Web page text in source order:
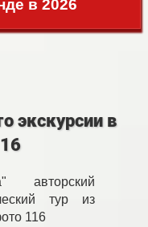
в 2026
экскурсии в
авторский
тур из
116